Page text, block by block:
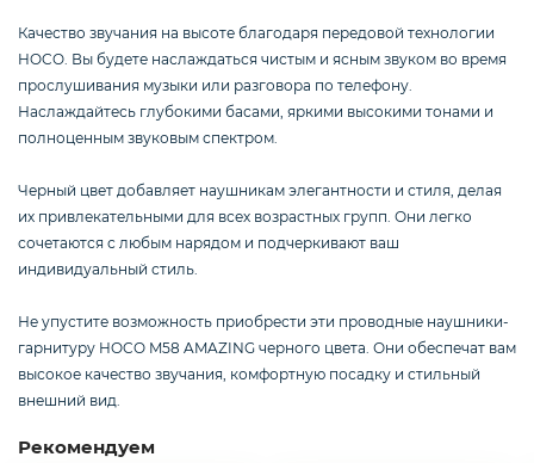
Комплектующие ПК
3D
Качество звучания на высоте благодаря передовой технологии
HOCO. Вы будете наслаждаться чистым и ясным звуком во время
прослушивания музыки или разговора по телефону.
Наслаждайтесь глубокими басами, яркими высокими тонами и
полноценным звуковым спектром.
Черный цвет добавляет наушникам элегантности и стиля, делая
их привлекательными для всех возрастных групп. Они легко
сочетаются с любым нарядом и подчеркивают ваш
индивидуальный стиль.
Не упустите возможность приобрести эти проводные наушники-
гарнитуру HOCO M58 AMAZING черного цвета. Они обеспечат вам
высокое качество звучания, комфортную посадку и стильный
внешний вид.
Рекомендуем